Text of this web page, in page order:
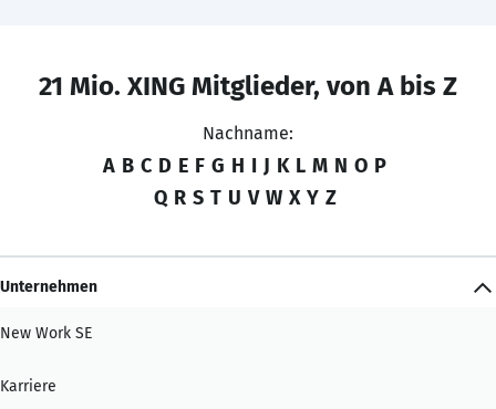
21 Mio. XING Mitglieder, von A bis Z
Nachname:
A B C D E F G H I J K L M N O P
Q R S T U V W X Y Z
Unternehmen
New Work SE
Karriere